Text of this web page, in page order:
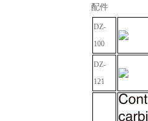
配件
DZ-
100
DZ-
121